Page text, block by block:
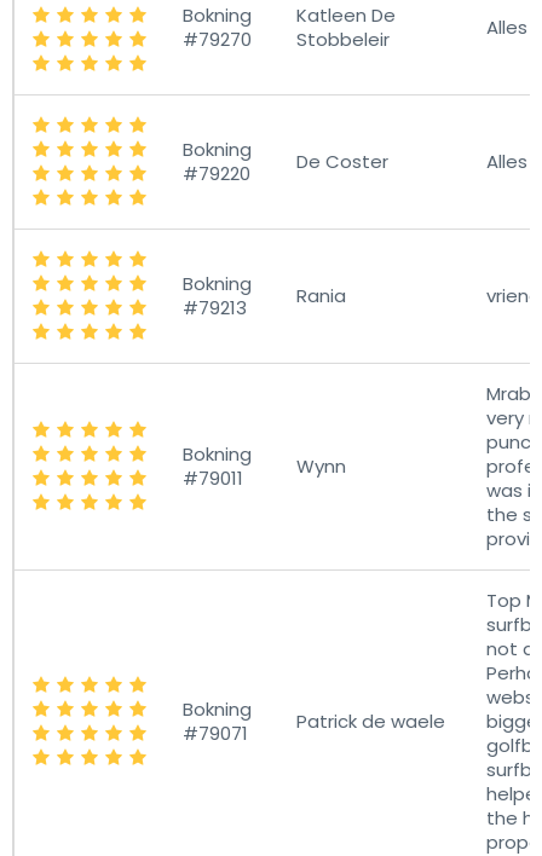
Bokning
#79270
Katleen De
Stobbeleir
Alles
Bokning
#79220
De Coster Alles
Bokning
#79213
Rania
Bokning
#79011
Wynn
very
was
the
Bokning
#79071
Patrick de waele
Top
not a
the h